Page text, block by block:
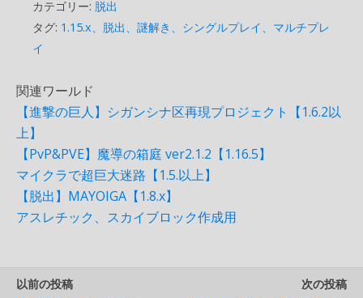
カテゴリー: 脱出
タグ: 1.15.x、脱出、謎解き、シングルプレイ、マルチプレ
イ
関連ワールド
【進撃の巨人】シガンシナ区再現プロジェクト【1.6.2以
上】
【PvP&PVE】魔導の箱庭 ver2.1.2【1.16.5】
マイクラで超巨大迷路【1.5.以上】
【脱出】MAYOIGA【1.8.x】
アスレチック、スカイブロック作成用
以前の投稿
次の投稿